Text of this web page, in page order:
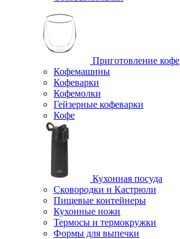
Приготовление кофе
Кофемашины
Кофеварки
Кофемолки
Гейзерные кофеварки
Кофе
Кухонная посуда
Сковородки и Кастрюли
Пищевые контейнеры
Кухонные ножи
Термосы и термокружки
Формы для выпечки